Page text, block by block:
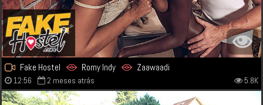
Fake Hostel Romy Indy Zaawaadi
12:56 2 meses atrás 5.8K